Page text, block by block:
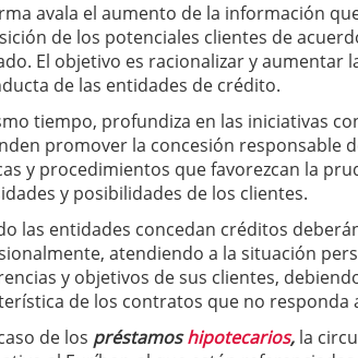
avala el aumento de la información
de los potenciales clientes de
El objetivo es racionalizar y aumentar
de las entidades de crédito.
tiempo, profundiza en las iniciativas
promover la concesión responsable
y procedimientos que favorezcan la
y posibilidades de los clientes.
las entidades concedan créditos
atendiendo a la situación
y objetivos de sus clientes,
de los contratos que no responda
de los préstamoshipotecarios, la